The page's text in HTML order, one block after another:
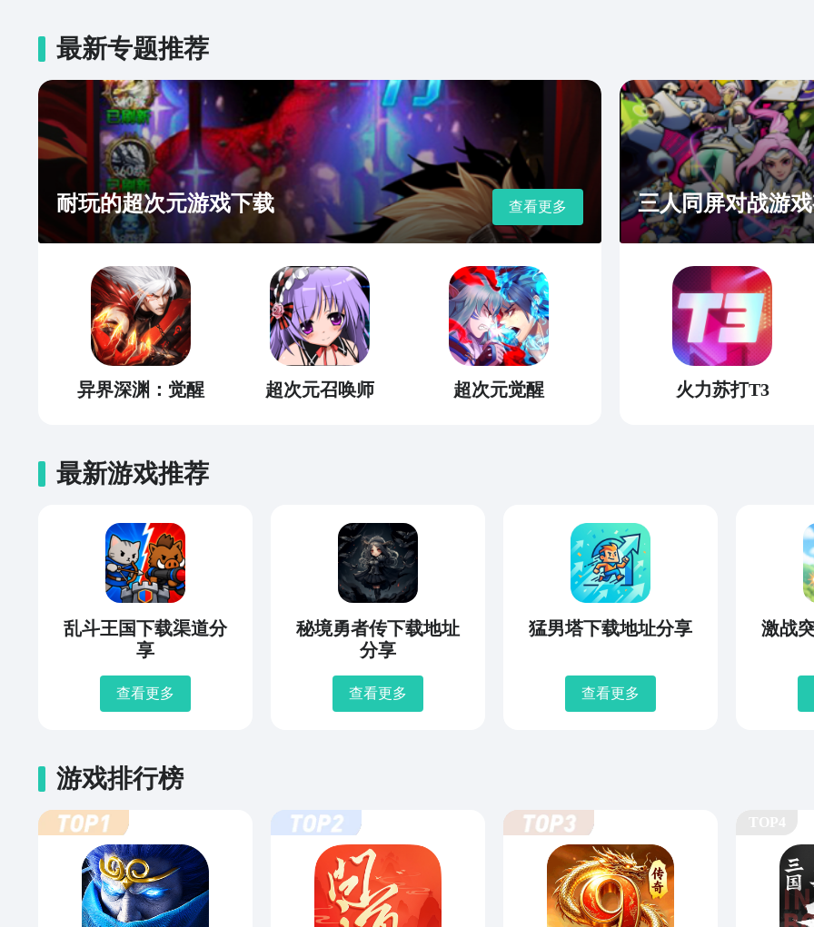
最新专题推荐
耐玩的超次元游戏下载 查看更多
异界深渊：觉醒 超次元召唤师 超次元觉醒
三人同屏对战游
火力苏打T3
最新游戏推荐
乱斗王国下载渠道分
享
查看更多
秘境勇者传下载地址
分享
查看更多
猛男塔下载地址分享
查看更多
激战
游戏排行榜